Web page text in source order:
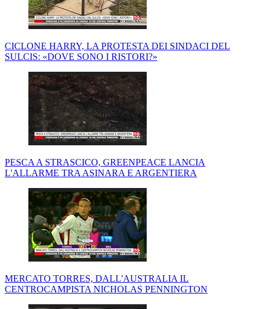
CICLONE HARRY, LA PROTESTA DEI SINDACI DEL
SULCIS: «DOVE SONO I RISTORI?»
PESCA A STRASCICO, GREENPEACE LANCIA
L'ALLARME TRA ASINARA E ARGENTIERA
MERCATO TORRES, DALL'AUSTRALIA IL
CENTROCAMPISTA NICHOLAS PENNINGTON